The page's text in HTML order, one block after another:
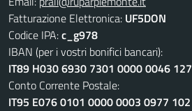
Fatturazione Elettronica: UF5DON
Codice IPA:c_g978
IBAN (per i vostri bonifici bancari):
IT89 H030 6930 7301 0000 0046 127
Conto Corrente Postale:
IT95 E076 0101 0000 0003 0977 102